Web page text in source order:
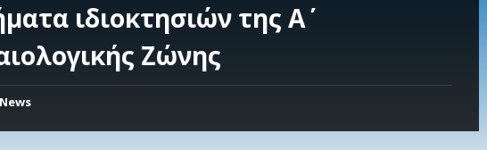
ιδιοκτησιών της Α΄
Ζώνης
News